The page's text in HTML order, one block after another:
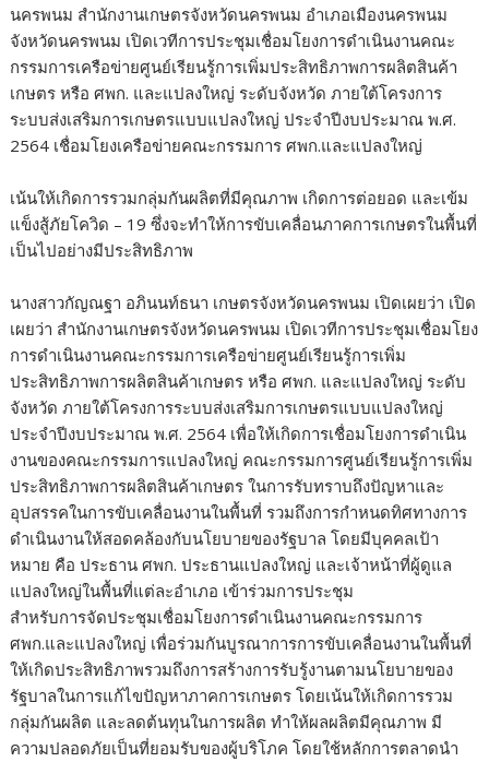
นครพนม สำนักงานเกษตรจังหวัดนครพนม อำเภอเมืองนครพนม
จังหวัดนครพนม เปิดเวทีการประชุมเชื่อมโยงการดำเนินงานคณะ
กรรมการเครือข่ายศูนย์เรียนรู้การเพิ่มประสิทธิภาพการผลิตสินค้า
เกษตร หรือ ศพก. และแปลงใหญ่ ระดับจังหวัด ภายใต้โครงการ
ระบบส่งเสริมการเกษตรแบบแปลงใหญ่ ประจำปีงบประมาณ พ.ศ.
2564 เชื่อมโยงเครือข่ายคณะกรรมการ ศพก.และแปลงใหญ่
เน้นให้เกิดการรวมกลุ่มกันผลิตที่มีคุณภาพ เกิดการต่อยอด และเข้ม
แข็งสู้ภัยโควิด – 19 ซึ่งจะทำให้การขับเคลื่อนภาคการเกษตรในพื้นที่
เป็นไปอย่างมีประสิทธิภาพ
นางสาวกัญณฐา อภินนท์ธนา เกษตรจังหวัดนครพนม เปิดเผยว่า เปิด
เผยว่า สำนักงานเกษตรจังหวัดนครพนม เปิดเวทีการประชุมเชื่อมโยง
การดำเนินงานคณะกรรมการเครือข่ายศูนย์เรียนรู้การเพิ่ม
ประสิทธิภาพการผลิตสินค้าเกษตร หรือ ศพก. และแปลงใหญ่ ระดับ
จังหวัด ภายใต้โครงการระบบส่งเสริมการเกษตรแบบแปลงใหญ่
ประจำปีงบประมาณ พ.ศ. 2564 เพื่อให้เกิดการเชื่อมโยงการดำเนิน
งานของคณะกรรมการแปลงใหญ่ คณะกรรมการศูนย์เรียนรู้การเพิ่ม
ประสิทธิภาพการผลิตสินค้าเกษตร ในการรับทราบถึงปัญหาและ
อุปสรรคในการขับเคลื่อนงานในพื้นที่ รวมถึงการกำหนดทิศทางการ
ดำเนินงานให้สอดคล้องกับนโยบายของรัฐบาล โดยมีบุคคลเป้า
หมาย คือ ประธาน ศพก. ประธานแปลงใหญ่ และเจ้าหน้าที่ผู้ดูแล
แปลงใหญ่ในพื้นที่แต่ละอำเภอ เข้าร่วมการประชุม
สำหรับการจัดประชุมเชื่อมโยงการดำเนินงานคณะกรรมการ
ศพก.และแปลงใหญ่ เพื่อร่วมกันบูรณาการการขับเคลื่อนงานในพื้นที่
ให้เกิดประสิทธิภาพรวมถึงการสร้างการรับรู้งานตามนโยบายของ
รัฐบาลในการแก้ไขปัญหาภาคการเกษตร โดยเน้นให้เกิดการรวม
กลุ่มกันผลิต และลดต้นทุนในการผลิต ทำให้ผลผลิตมีคุณภาพ มี
ความปลอดภัยเป็นที่ยอมรับของผู้บริโภค โดยใช้หลักการตลาดนำ